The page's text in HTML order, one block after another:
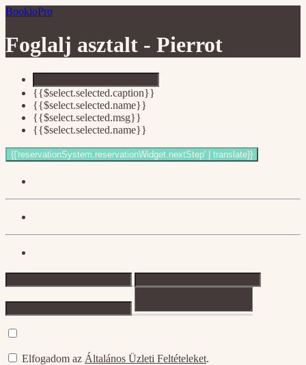
BookioPro
Foglalj asztalt - Pierrot
{{$select.selected.caption}}
{{$select.selected.name}}
{{$select.selected.msg}}
{{$select.selected.name}}
Elfogadom az Általános Üzleti Feltételeket.